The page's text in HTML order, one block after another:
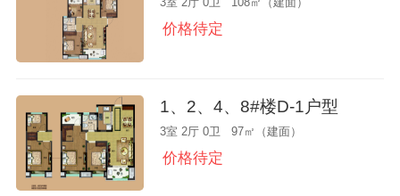
价格待定
1、2、4、8#楼D-1户型
3室 2厅 0卫 97㎡（建面）
价格待定